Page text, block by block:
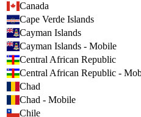
Canada
Cape Verde Islands
Cayman Islands
Cayman Islands - Mobile
Central African Republic
Central African Republic -
Chad
Chad - Mobile
Chile